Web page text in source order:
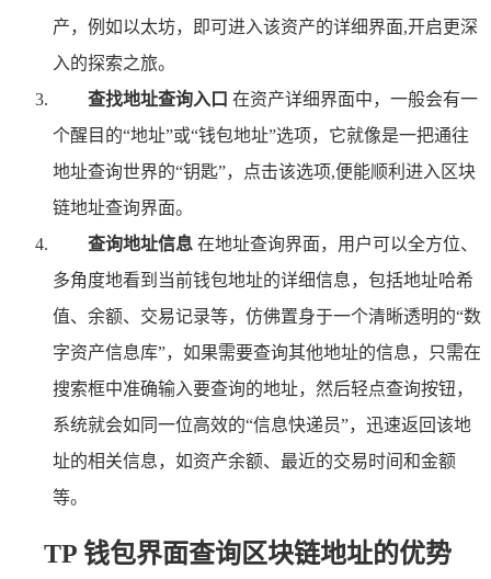
产，例如以太坊，即可进入该资产的详细界面,开启更深
入的探索之旅。
查找地址查询入口 在资产详细界面中，一般会有一
个醒目的“地址”或“钱包地址”选项，它就像是一把通往
地址查询世界的“钥匙”，点击该选项,便能顺利进入区块
链地址查询界面。
查询地址信息 在地址查询界面，用户可以全方位、
多角度地看到当前钱包地址的详细信息，包括地址哈希
值、余额、交易记录等，仿佛置身于一个清晰透明的“数
字资产信息库”，如果需要查询其他地址的信息，只需在
搜索框中准确输入要查询的地址，然后轻点查询按钮，
系统就会如同一位高效的“信息快递员”，迅速返回该地
址的相关信息，如资产余额、最近的交易时间和金额
等。
TP 钱包界面查询区块链地址的优势